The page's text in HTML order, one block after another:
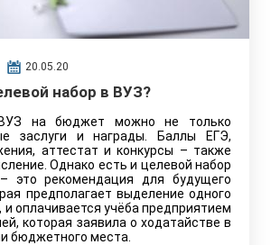
20.05.20
набор в ВУЗ?
на бюджет можно не только
заслуги и награды. Баллы ЕГЭ,
аттестат и конкурсы – также
Однако есть и целевой набор
это рекомендация для будущего
предполагает выделение одного
и оплачивается учёба предприятием
которая заявила о ходатайстве в
бюджетного места.